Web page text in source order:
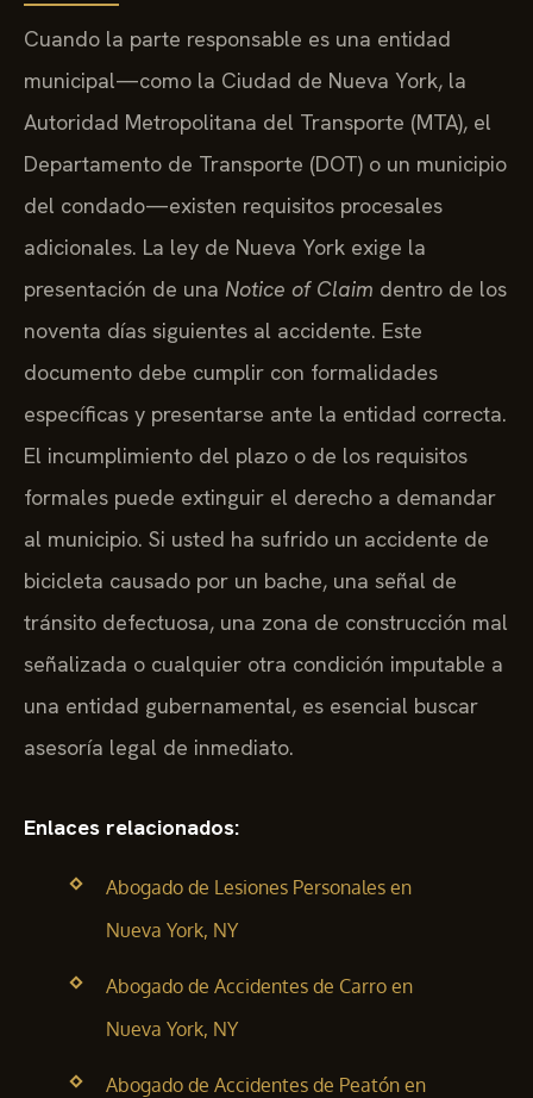
Cuando la parte responsable es una entidad
municipal—como la Ciudad de Nueva York, la
Autoridad Metropolitana del Transporte (MTA), el
Departamento de Transporte (DOT) o un municipio
del condado—existen requisitos procesales
adicionales. La ley de Nueva York exige la
presentación de una Notice of Claim dentro de los
noventa días siguientes al accidente. Este
documento debe cumplir con formalidades
específicas y presentarse ante la entidad correcta.
El incumplimiento del plazo o de los requisitos
formales puede extinguir el derecho a demandar
al municipio. Si usted ha sufrido un accidente de
bicicleta causado por un bache, una señal de
tránsito defectuosa, una zona de construcción mal
señalizada o cualquier otra condición imputable a
una entidad gubernamental, es esencial buscar
asesoría legal de inmediato.
Enlaces relacionados:
Abogado de Lesiones Personales en
Nueva York, NY
Abogado de Accidentes de Carro en
Nueva York, NY
Abogado de Accidentes de Peatón en